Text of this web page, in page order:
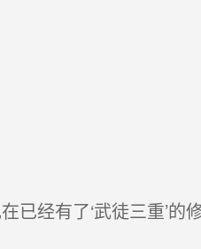
经有了‘武徒三重’的修